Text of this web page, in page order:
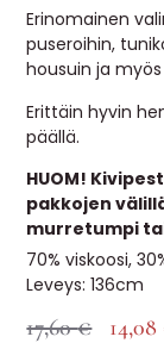
Erinomainen
puseroihin,
housuin ja
Erittäin hyvin
päällä.
HUOM!
pakkojen
murretumpi
70% viskoosi,
Leveys: 136cm
17,60€ 14,08